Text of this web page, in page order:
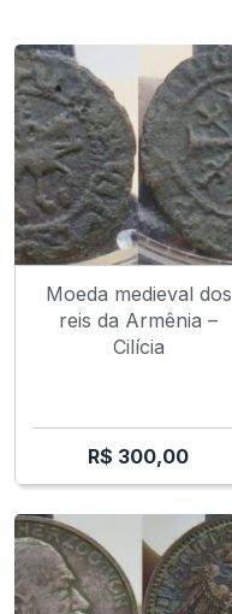
Moeda medieval dos
reis da Armênia –
Cilícia
R$ 300,00